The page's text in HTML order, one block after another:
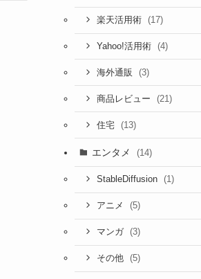
楽天活用術 (17)
Yahoo!活用術 (4)
海外通販 (3)
商品レビュー (21)
住宅 (13)
エンタメ (14)
StableDiffusion (1)
アニメ (5)
マンガ (3)
その他 (5)